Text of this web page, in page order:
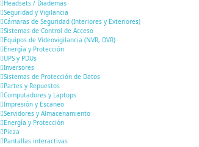
Headsets / Diademas
Seguridad y Vigilancia
Cámaras de Seguridad (Interiores y Exteriores)
Sistemas de Control de Acceso
Equipos de Videovigilancia (NVR, DVR)
Energía y Protección
UPS y PDUs
Inversores
Sistemas de Protección de Datos
Partes y Repuestos
Computadores y Laptops
Impresión y Escaneo
Servidores y Almacenamiento
Energía y Protección
Pieza
Pantallas interactivas